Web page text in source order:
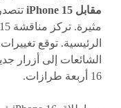
مقابل iPhone 15
الرئيسية. توقع
16 أربعة طرازات.